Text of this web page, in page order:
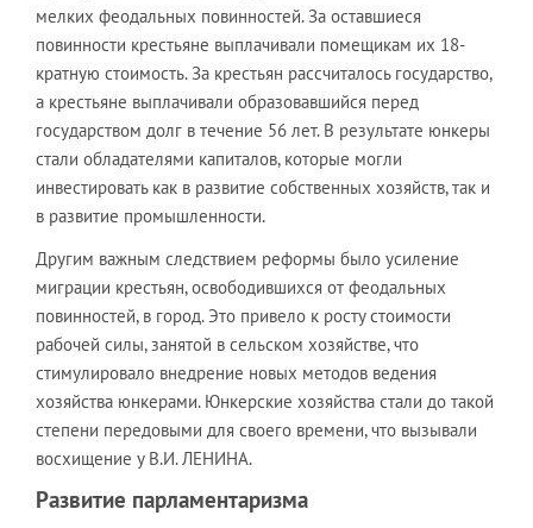
мелких феодальных повинностей. За оставшиеся
повинности крестьяне выплачивали помещикам их 18-
кратную стоимость. За крестьян рассчиталось государство,
а крестьяне выплачивали образовавшийся перед
государством долг в течение 56 лет. В результате юнкеры
стали обладателями капиталов, которые могли
инвестировать как в развитие собственных хозяйств, так и
в развитие промышленности.
Другим важным следствием реформы было усиление
миграции крестьян, освободившихся от феодальных
повинностей, в город. Это привело к росту стоимости
рабочей силы, занятой в сельском хозяйстве, что
стимулировало внедрение новых методов ведения
хозяйства юнкерами. Юнкерские хозяйства стали до такой
степени передовыми для своего времени, что вызывали
восхищение у В.И. ЛЕНИНА.
Развитие парламентаризма